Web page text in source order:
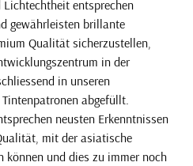
entsprechen
gewährleisten brillante
Qualität sicherzustellen,
in der
in unseren
abgefüllt.
neusten Erkenntnissen
mit der asiatische
können und dies zu immer noch